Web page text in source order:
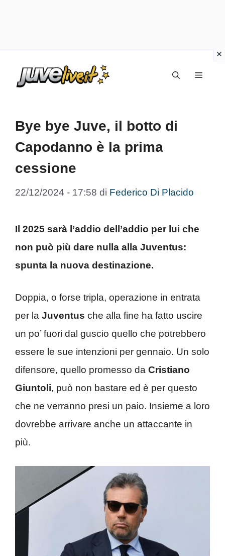
Menu
Bye bye Juve, il botto di
Capodanno è la prima
cessione
22/12/2024 - 17:58 di Federico Di Placido
Il 2025 sarà l’addio dell’addio per lui che
non può più dare nulla alla Juventus:
spunta la nuova destinazione.
Doppia, o forse tripla, operazione in entrata
per la Juventus che alla fine ha fatto uscire
un po’ fuori dal guscio quello che potrebbero
essere le sue intenzioni per gennaio. Un solo
difensore, quello promesso da Cristiano
Giuntoli, può non bastare ed è per questo
che ne verranno presi un paio. Insieme a loro
dovrebbe arrivare anche un attaccante in
più.